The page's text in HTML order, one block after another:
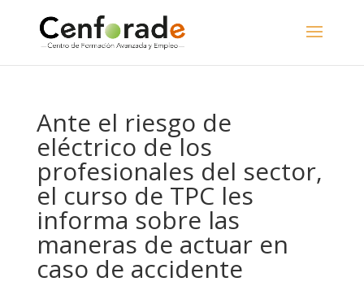
Ante el riesgo de
eléctrico de los
profesionales del sector,
el curso de TPC les
informa sobre las
maneras de actuar en
caso de accidente